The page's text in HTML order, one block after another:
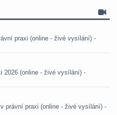
praxi (online - živé vysílání) -
2026 (online - živé vysílání) -
právní praxi (online - živé vysílání) -